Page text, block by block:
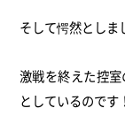
そして愕然としま
激戦を終えた控室
としているのです